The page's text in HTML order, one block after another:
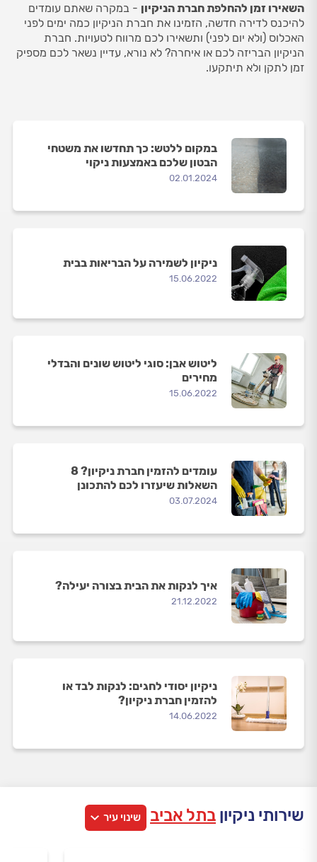
השאירו זמן להחלפת חברת הניקיון - במקרה שאתם עומדים
להיכנס לדירה חדשה, הזמינו את חברת הניקיון כמה ימים לפני
האכלוס (ולא יום לפני) ותשאירו לכם מרווח לטעויות. חברת
הניקיון הבריזה לכם או איחרה? לא נורא, עדיין נשאר לכם מספיק
זמן לתקן ולא תיתקעו.
במקום ללטש: כך תחדשו את משטחי
הבטון שלכם באמצעות ניקוי
02.01.2024
ניקיון לשמירה על הבריאות בבית
15.06.2022
ליטוש אבן: סוגי ליטוש שונים והבדלי
מחירים
15.06.2022
עומדים להזמין חברת ניקיון? 8
השאלות שיעזרו לכם להתכונן
03.07.2024
איך לנקות את הבית בצורה יעילה?
21.12.2022
ניקיון יסודי לחגים: לנקות לבד או
להזמין חברת ניקיון?
14.06.2022
שירותי ניקיון בתל אביב שינוי עיר